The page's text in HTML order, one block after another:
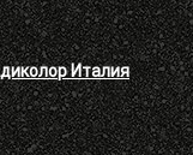
Италия